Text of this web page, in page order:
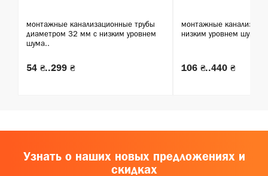
монтажные канализационные трубы
диаметром 32 мм с низким уровнем
шума..
54 ₴..299 ₴
монтажные
низким уровнем шума..
106 ₴..440 ₴
Узнать о наших новых предложениях и
скидках